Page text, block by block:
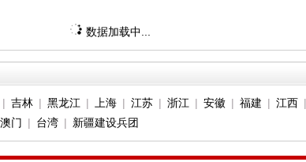
数据加载中...
吉林| 黑龙江 | 上海| 江苏| 浙江 | 安徽| 福建 | 江西|
澳门 | 台湾| 新疆建设兵团